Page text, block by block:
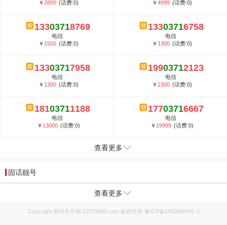
￥2800 (话费:0)
￥4999 (话费:0)
13303718769
电信
￥ 1500 (话费:0)
13303716758
电信
￥ 1300 (话费:0)
13303717958
电信
￥ 1300 (话费:0)
19903712123
电信
￥2300 (话费:0)
18103711188
电信
￥ 13000 (话费:0)
17703716667
电信
￥ 19999 (话费:0)
查看更多
固话靓号
查看更多
Copyright 郑州全号网 03715666.com 版权所有 豫ICP备19026889号-1